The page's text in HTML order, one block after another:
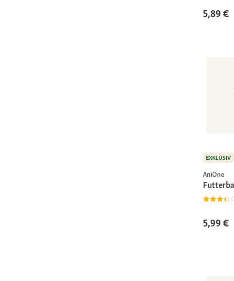
5,89 €
EXKLUSIV
AniOne
5,99 €